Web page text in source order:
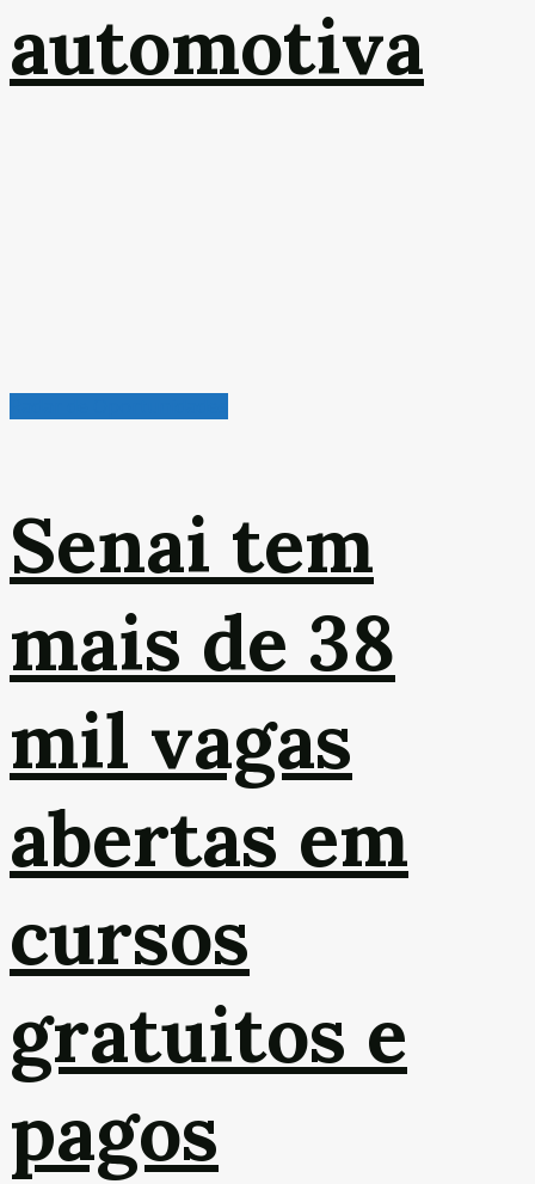
automotiva
Senai tem
mais de 38
mil vagas
abertas em
cursos
gratuitos e
pagos